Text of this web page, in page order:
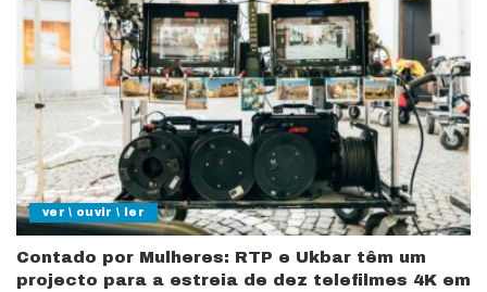
ver \ ouvir \ ler
Con­ta­do por Mulhe­res: RTP e Ukbar têm um
projecto para a estreia de dez telefilmes 4K em